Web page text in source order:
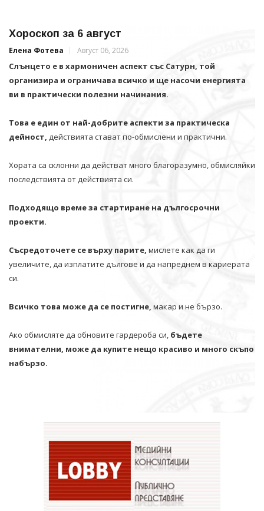
Хороскоп за 6 август
Елена Фотева Август 06, 2026
Слънцето е в хармоничен аспект със Сатурн, той
организира и ограничава всичко и щe насочи енергията
ви в практически полезни начинания.
Това е един от най-добрите аспекти за практическа
дейност, действията стават по-обмислени и практични.
Хората са склонни да действат много благоразумно, обмисляйки
последствията от действията си.
Подходящо време за стартиране на дългосрочни
проекти.
Съсредоточете се върху парите, мислете как да ги
увеличите, да изплатите дългове и да напреднем в кариерата
си.
Всичко това може да се постигне, макар и не бързо.
Ако обмисляте да обновите гардероба си, бъдете
внимателни, може да купите нещо красиво и много скъпо
набързо.